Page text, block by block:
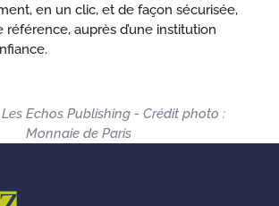
en un clic, et de façon sécurisée,
référence, auprès d’une institution
Echos Publishing - Crédit photo :
Monnaie de Paris